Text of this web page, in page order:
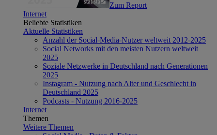
Zum Report
Internet
Beliebte Statistiken
Aktuelle Statistiken
Anzahl der Social-Media-Nutzer weltweit 2012-2025
Social Networks mit den meisten Nutzern weltweit
2025
Soziale Netzwerke in Deutschland nach Generationen
2025
Instagram - Nutzung nach Alter und Geschlecht in
Deutschland 2025
Podcasts - Nutzung 2016-2025
Internet
Themen
Weitere Themen